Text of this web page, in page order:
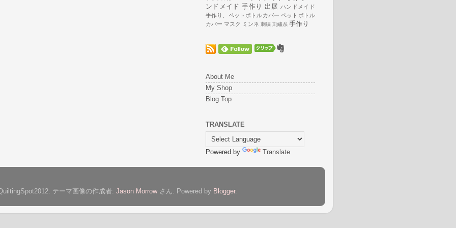
ンドメイド 手作り 出展 ハンドメイド
手作り、ペットボトルカバー ペットボトル
カバー マスク ミンネ 刺繍 刺繍糸 手作り
About Me
My Shop
Blog Top
TRANSLATE
Powered by Translate
テーマ画像の作成者: Jason Morrowさん. Powered by Blogger.